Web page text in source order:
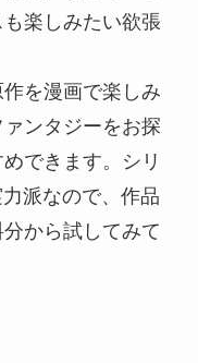
楽しみたい欲張
を漫画で楽しみ
ンタジーをお探
できます。シリ
派なので、作品
から試してみて